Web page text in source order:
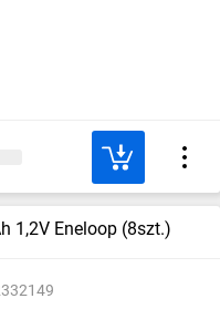
1,2V Eneloop (8szt.)